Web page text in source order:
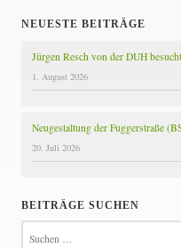
NEUESTE BEITRÄGE
Jürgen Resch von der DUH
1. August 2026
Neugestaltung der Fuggerstraße
20. Juli 2026
BEITRÄGE SUCHEN